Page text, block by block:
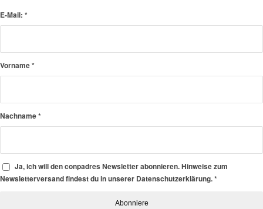
E-Mail: *
Vorname*
Nachname*
Ja, ich will den conpadres Newsletter abonnieren. Hinweise zum
Newsletterversand findest du in unserer Datenschutzerklärung.*